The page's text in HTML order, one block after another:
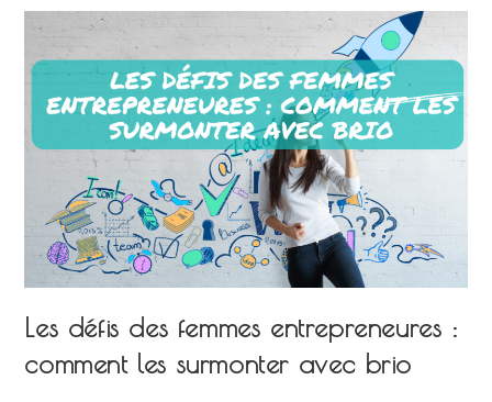
On
Est
Entrepreneur
?
Les défis des femmes entrepreneures :
comment les surmonter avec brio